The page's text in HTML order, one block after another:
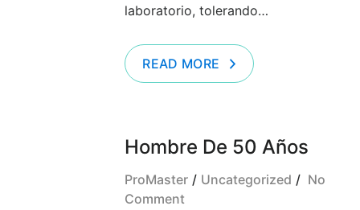
laboratorio, tolerando…
READ MORE
Hombre De 50 Años
ProMaster Uncategorized
No
Comment